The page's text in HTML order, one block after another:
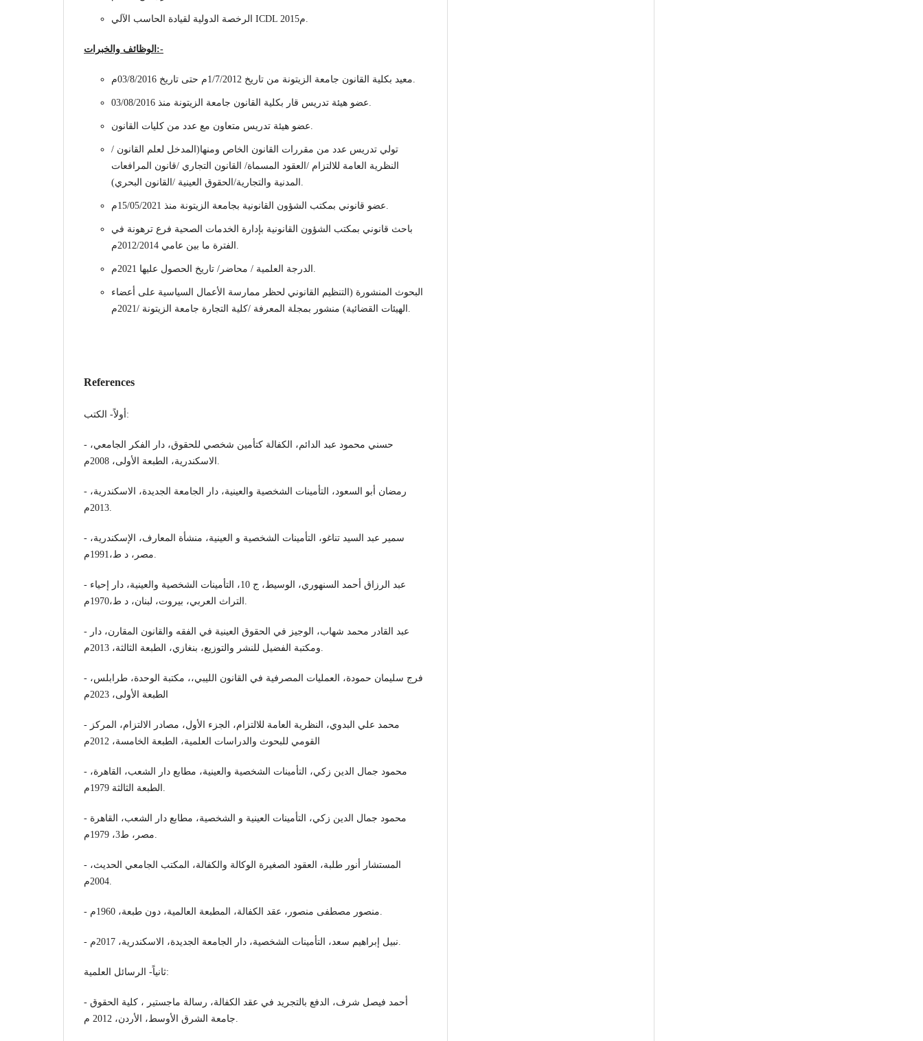
الوظائف والخبرات:-
تولي تدريس عدد من مقررات القانون الخاص ومنها(المدخل لعلم القانون /
النظرية العامة للالتزام /العقود المسماة/ القانون التجاري /قانون المرافعات
باحث قانوني بمكتب الشؤون القانونية بإدارة الخدمات الصحية فرع ترهونة في
البحوث المنشورة (التنظيم القانوني لحظر ممارسة الأعمال السياسية على أعضاء
References
أولاً- الكتب:
- حسني محمود عبد الدائم، الكفالة كتأمين شخصي للحقوق، دار الفكر الجامعي،
- رمضان أبو السعود، التأمينات الشخصية والعينية، دار الجامعة الجديدة، الاسكندرية،
- سمير عبد السيد تناغو، التأمينات الشخصية و العينية، منشأة المعارف، الإسكندرية،
- عبد الرزاق أحمد السنهوري، الوسيط، ج 10، التأمينات الشخصية والعينية، دار إحياء
- عبد القادر محمد شهاب، الوجيز في الحقوق العينية في الفقه والقانون المقارن، دار
- فرج سليمان حمودة، العمليات المصرفية في القانون الليبي،، مكتبة الوحدة، طرابلس،
الطبعة الأولى، 2023م
- محمد علي البدوي، النظرية العامة للالتزام، الجزء الأول، مصادر الالتزام، المركز
القومي للبحوث والدراسات العلمية، الطبعة الخامسة، 2012م
- محمود جمال الدين زكي، التأمينات الشخصية والعينية، مطابع دار الشعب، القاهرة،
- محمود جمال الدين زكي، التأمينات العينية و الشخصية، مطابع دار الشعب، القاهرة
- المستشار أنور طلبة، العقود الصغيرة الوكالة والكفالة، المكتب الجامعي الحديث،
ثانياً- الرسائل العلمية:
- أحمد فيصل شرف، الدفع بالتجريد في عقد الكفالة، رسالة ماجستير ، كلية الحقوق
جامعة الشرق الأوسط، الأردن، 2012 م.